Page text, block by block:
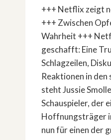
+++ Netflix zeigt
+++ Zwischen
Wahrheit +++
geschafft: Eine
Schlagzeilen,
Reaktionen in den
steht Jussie
Schauspieler, der
Hoffnungsträger
nun für einen der